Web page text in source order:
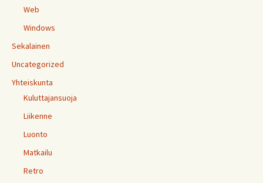
Web
Windows
Sekalainen
Uncategorized
Yhteiskunta
Kuluttajansuoja
Liikenne
Luonto
Matkailu
Retro